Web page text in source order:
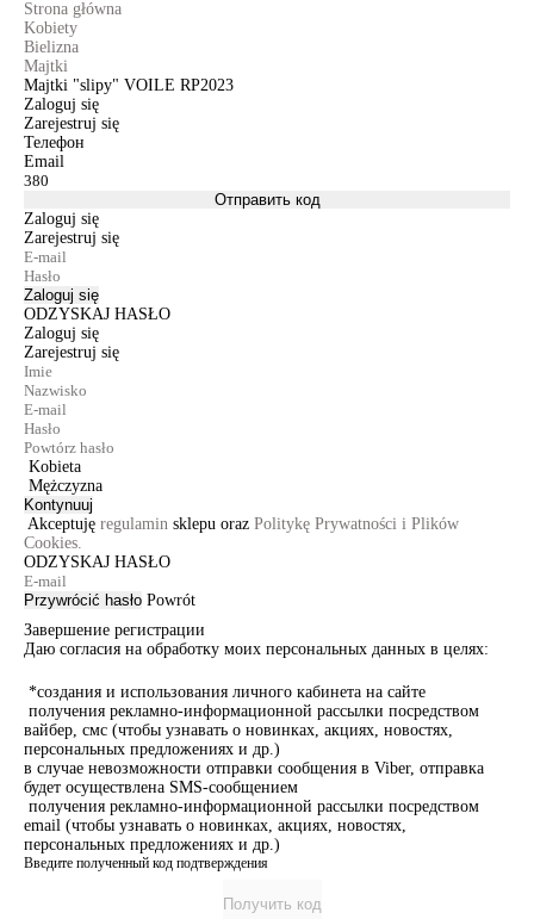
Strona główna
Kobiety
Bielizna
Majtki
Majtki "slipy" VOILE RP2023
Zaloguj się
Zarejestruj się
Телефон
Email
Отправить код
Zaloguj się
Zarejestruj się
Zaloguj się
ODZYSKAJ HASŁO
Zaloguj się
Zarejestruj się
Kobieta
Mężczyzna
Kontynuuj
Akceptuję regulamin sklepu oraz Politykę Prywatności i Plików
Cookies.
ODZYSKAJ HASŁO
Przywrócić hasło Powrót
Завершение регистрации
Даю согласия на обработку моих персональных данных в целях:
*создания и использования личного кабинета на сайте
получения рекламно-информационной рассылки посредством
вайбер, смс (чтобы узнавать о новинках, акциях, новостях,
персональных предложениях и др.)
в случае невозможности отправки сообщения в Viber, отправка
будет осуществлена SMS-сообщением
получения рекламно-информационной рассылки посредством
email (чтобы узнавать о новинках, акциях, новостях,
персональных предложениях и др.)
Введите полученный код подтверждения
Получить код